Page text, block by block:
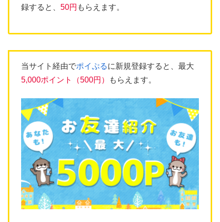
録すると、 50円 もらえます。
当サイト経由でポイぷるに新規登録すると、最大
5,000ポイント（500円）
もらえます。